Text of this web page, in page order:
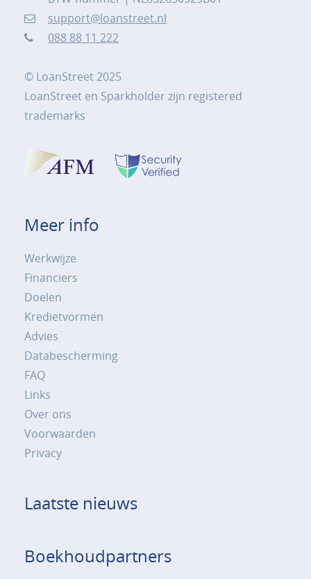
support@loanstreet.nl
088 88 11 222
© LoanStreet 2025
LoanStreet en Sparkholder zijn registered
trademarks
Meer info
Werkwijze
Financiers
Doelen
Kredietvormen
Advies
Databescherming
FAQ
Links
Over ons
Voorwaarden
Privacy
Laatste nieuws
Boekhoudpartners